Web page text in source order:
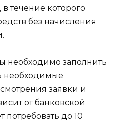
течение которого
без начисления
необходимо заполнить
необходимые
заявки и
от банковской
до 10